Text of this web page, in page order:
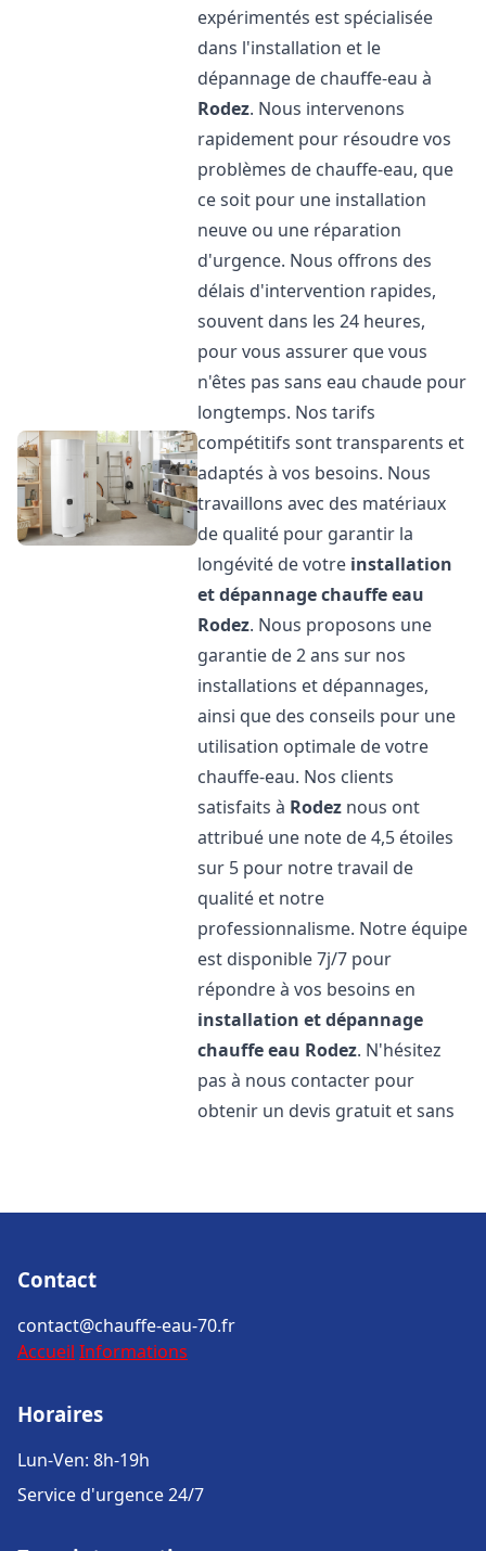
expérimentés est spécialisée
dans l'installation et le
dépannage de chauffe-eau à
Rodez. Nous intervenons
rapidement pour résoudre vos
problèmes de chauffe-eau, que
ce soit pour une installation
neuve ou une réparation
d'urgence. Nous offrons des
délais d'intervention rapides,
souvent dans les 24 heures,
pour vous assurer que vous
n'êtes pas sans eau chaude pour
longtemps. Nos tarifs
compétitifs sont transparents et
adaptés à vos besoins. Nous
travaillons avec des matériaux
de qualité pour garantir la
longévité de votre installation
et dépannage chauffe eau
Rodez. Nous proposons une
garantie de 2 ans sur nos
installations et dépannages,
ainsi que des conseils pour une
utilisation optimale de votre
chauffe-eau. Nos clients
satisfaits à Rodez nous ont
attribué une note de 4,5 étoiles
sur 5 pour notre travail de
qualité et notre
professionnalisme. Notre équipe
est disponible 7j/7 pour
répondre à vos besoins en
installation et dépannage
chauffe eau Rodez. N'hésitez
pas à nous contacter pour
obtenir un devis gratuit et sans
Contact
contact@chauffe-eau-70.fr
Accueil Informations
Horaires
Lun-Ven: 8h-19h
Service d'urgence 24/7